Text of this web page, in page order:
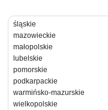
śląskie
mazowieckie
małopolskie
lubelskie
pomorskie
podkarpackie
warmińsko-mazurskie
wielkopolskie